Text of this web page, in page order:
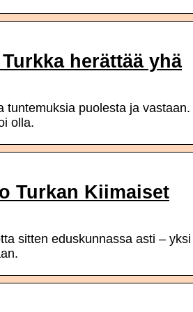
herättää yhä
tuntemuksia puolesta ja
olla.
Turkan Kiimaiset
sitten eduskunnassa asti – yksi